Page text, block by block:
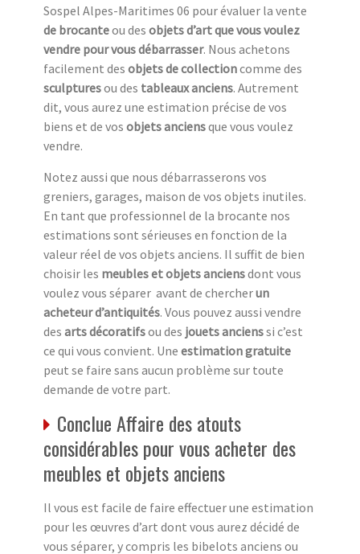
Sospel Alpes-Maritimes 06 pour évaluer la vente
de brocanteou des objets d’art que vous voulez
vendre pour vous débarrasser. Nous achetons
facilement des objets de collectioncomme des
sculpturesou des tableaux anciens. Autrement
dit, vous aurez une estimation précise de vos
biens et de vos objets anciensque vous voulez
vendre.
Notez aussi que nous débarrasserons vos
greniers, garages, maison de vos objets inutiles.
En tant que professionnel de la brocante nos
estimations sont sérieuses en fonction de la
valeur réel de vos objets anciens. Il suffit de bien
choisir les meubles et objets anciensdont vous
voulez vous séparer avant de chercherun
acheteur d’antiquités. Vous pouvez aussi vendre
des arts décoratifsou des jouets ancienssi c’est
ce qui vous convient. Une estimation gratuite
peut se faire sans aucun problème sur toute
demande de votre part.
Conclue Affaire des atouts
considérables pour vous acheter des
meubles et objets anciens
Il vous est facile de faire effectuer une estimation
pour les œuvres d’art dont vous aurez décidé de
vous séparer, y compris les bibelots anciens ou